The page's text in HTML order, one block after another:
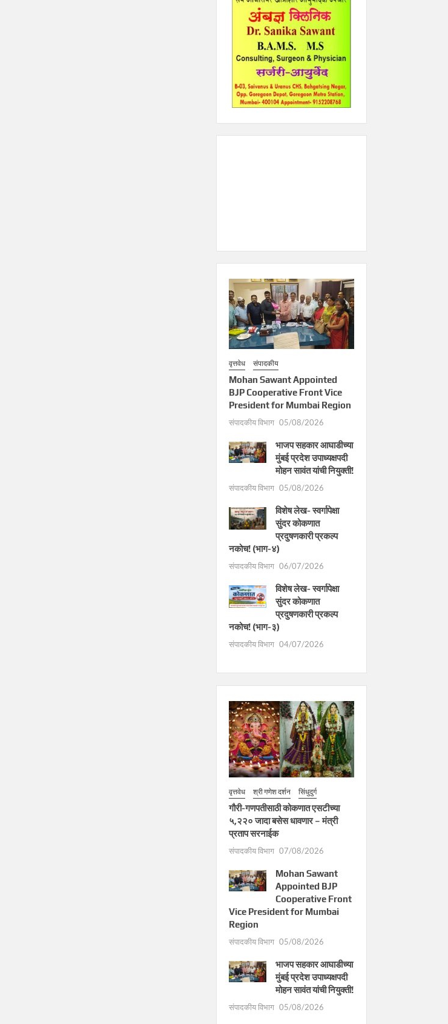
वृत्तवेध संपादकीय
Mohan Sawant Appointed
BJP Cooperative Front Vice
President for Mumbai Region
संपादकीय विभाग 05/08/2026
भाजप सहकार आघाडीच्या
मुंबई प्रदेश उपाध्यक्षपदी
मोहन सावंत यांची नियुक्ती!
संपादकीय विभाग 05/08/2026
विशेष लेख- स्वर्गापेक्षा
सुंदर कोकणात
प्रदुषणकारी प्रकल्प
नकोच! (भाग-४)
संपादकीय विभाग 06/07/2026
विशेष लेख- स्वर्गापेक्षा
सुंदर कोकणात
प्रदुषणकारी प्रकल्प
नकोच! (भाग-३)
संपादकीय विभाग 04/07/2026
वृत्तवेध श्री गणेश दर्शन सिंधुदुर्ग
गौरी-गणपतीसाठी कोकणात एसटीच्या
५,२२० जादा बसेस धावणार – मंत्री
प्रताप सरनाईक
संपादकीय विभाग 07/08/2026
Mohan Sawant
Appointed BJP
Cooperative Front
Vice President for Mumbai
Region
संपादकीय विभाग 05/08/2026
भाजप सहकार आघाडीच्या
मुंबई प्रदेश उपाध्यक्षपदी
मोहन सावंत यांची नियुक्ती!
संपादकीय विभाग 05/08/2026